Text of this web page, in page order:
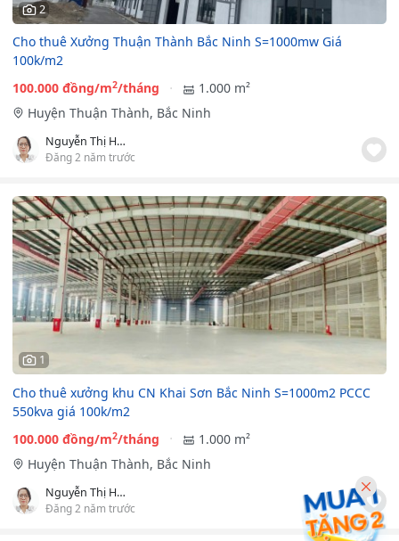
2
Cho thuê Xưởng Thuận Thành Bắc Ninh S=1000mw Giá
100k/m2
100.000 đồng/m2/tháng
1.000 m²
Huyện Thuận Thành, Bắc Ninh
Nguyễn Thị Hạnh
Đăng 2 năm trước
1
Cho thuê xưởng khu CN Khai Sơn Bắc Ninh S=1000m2 PCCC
550kva giá 100k/m2
100.000 đồng/m2/tháng
1.000 m²
Huyện Thuận Thành, Bắc Ninh
Nguyễn Thị Hạnh
Đăng 2 năm trước